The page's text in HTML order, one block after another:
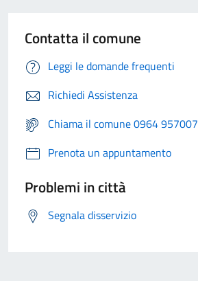
Contatta il comune
Leggi le domande frequenti
Richiedi Assistenza
Chiama il comune 0964 957007
Prenota un appuntamento
Problemi in città
Segnala disservizio